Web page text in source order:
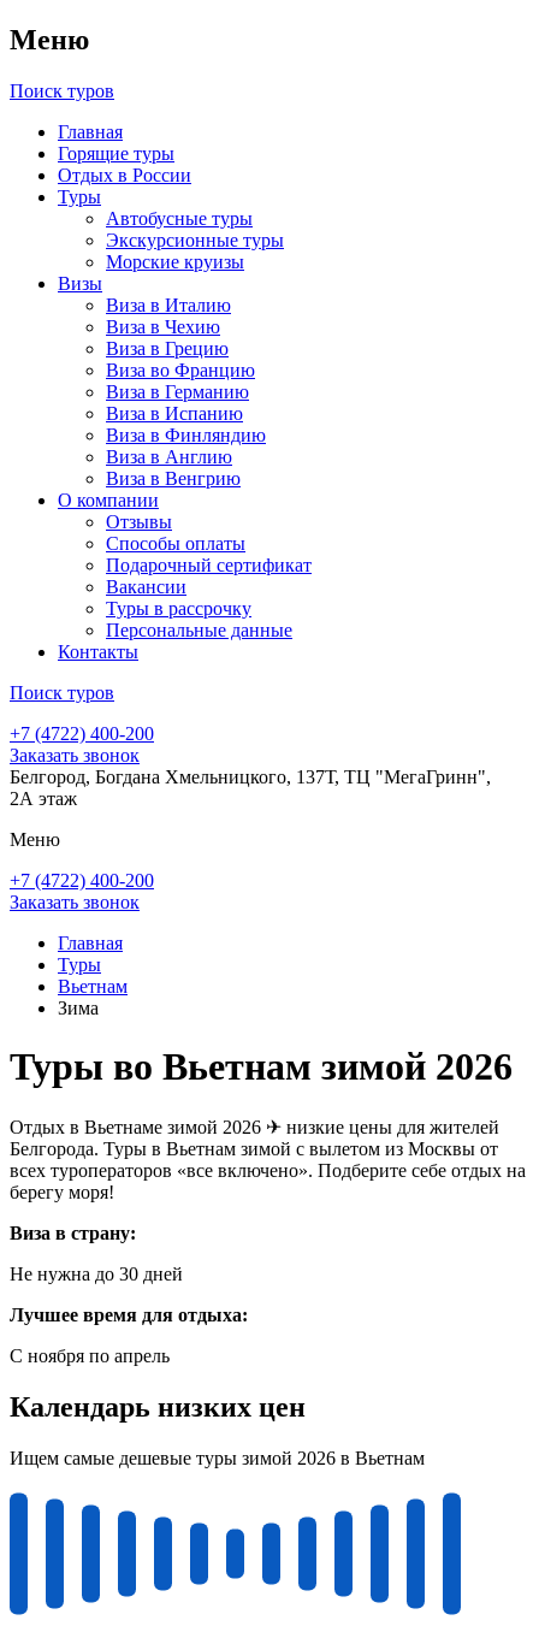
Меню
Поиск туров
Главная
Горящие туры
Отдых в России
Туры
Автобусные туры
Экскурсионные туры
Морские круизы
Визы
Виза в Италию
Виза в Чехию
Виза в Грецию
Виза во Францию
Виза в Германию
Виза в Испанию
Виза в Финляндию
Виза в Англию
Виза в Венгрию
О компании
Отзывы
Способы оплаты
Подарочный сертификат
Вакансии
Туры в рассрочку
Персональные данные
Контакты
Поиск туров
+7 (4722) 400-200
Заказать звонок
Белгород, Богдана Хмельницкого, 137Т, ТЦ "МегаГринн",
2А этаж
Меню
+7 (4722) 400-200
Заказать звонок
Главная
Туры
Вьетнам
Зима
Туры во Вьетнам зимой 2026
Отдых в Вьетнаме зимой 2026 ✈ низкие цены для жителей
Белгорода. Туры в Вьетнам зимой с вылетом из Москвы от
всех туроператоров «все включено». Подберите себе отдых на
берегу моря!
Виза в страну:
Не нужна до 30 дней
Лучшее время для отдыха:
С ноября по апрель
Календарь низких цен
Ищем самые дешевые туры зимой 2026 в Вьетнам